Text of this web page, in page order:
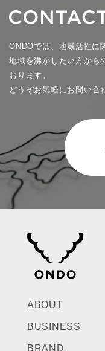
ONDOでは、地域活性に
地域を沸かしたい方から
おります。
どうぞお気軽にお問い合
ABOUT
BUSINESS
BRAND